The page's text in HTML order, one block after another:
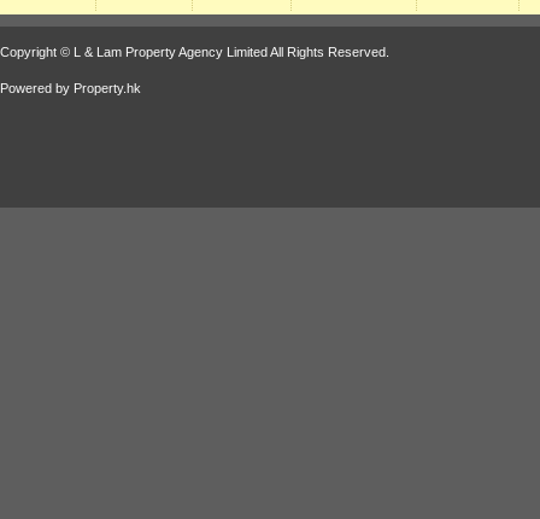
Copyright © L & Lam Property Agency Limited All Rights Reserved.
Powered by Property.hk